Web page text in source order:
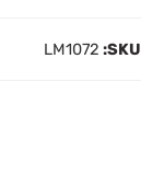
SKU:
LM1072